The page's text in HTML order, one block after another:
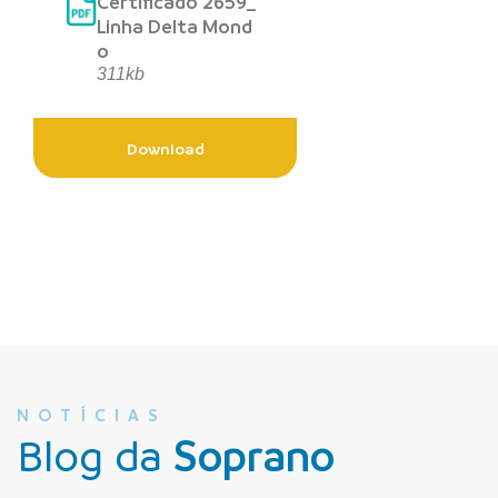
Linha Delta Mond
o
311kb
Download
NOTÍCIAS
Blog da Soprano